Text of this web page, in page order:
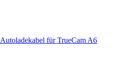
Autoladekabel für TrueCam A6